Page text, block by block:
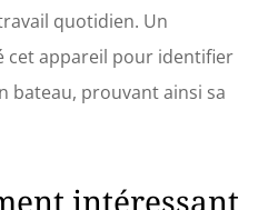
quotidien. Un
cet appareil pour identifier
bateau, prouvant ainsi sa
intéressant